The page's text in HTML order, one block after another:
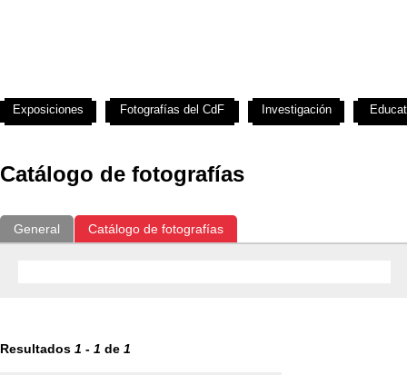
Catálogo de fotografías
General Catálogo de fotografías
Resultados 1 - 1 de 1
Exposiciones Fotografías del CdF Investigación